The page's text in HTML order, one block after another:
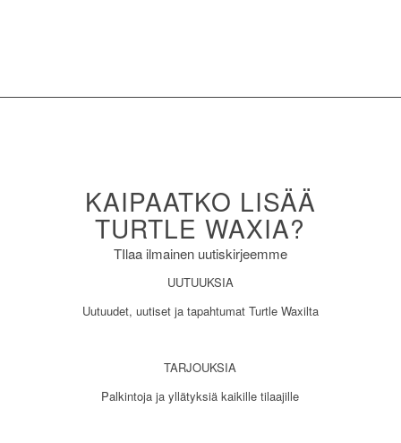
KAIPAATKO LISÄÄ
TURTLE WAXIA?
TIlaa ilmainen uutiskirjeemme
UUTUUKSIA
Uutuudet, uutiset ja tapahtumat Turtle Waxilta
TARJOUKSIA
Palkintoja ja yllätyksiä kaikille tilaajille